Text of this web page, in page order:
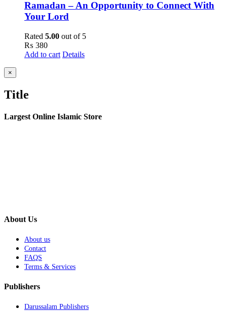
Ramadan – An Opportunity to Connect With
Your Lord
Rated 5.00 out of 5
₨ 380
Add to cart Details
Close
product
view
×
Title
Largest Online Islamic Store
About Us
About us
Contact
FAQS
Terms & Services
Publishers
Darussalam Publishers